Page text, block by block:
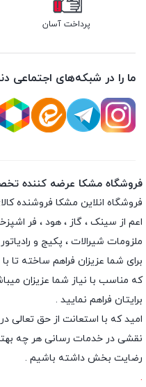
پرداخت آسان
ما را در شبکه‌های اجتماعی
فروشگاه مشکا عرضه کننده
فروشگاه انلاین مشکا فروشنده
اعم از سینک ، گاز ، هود ، فر
ملزومات شیرالات ، پکیج و
برای شما عزیزان فراهم ساخته تا
که مناسب با نیاز شما عزیزان
برایتان فراهم نمایید .
امید که با استعانت از حق تعالی
نقشی در خدمات رسانی هر چه
رضایت بخش داشته باشیم .
.